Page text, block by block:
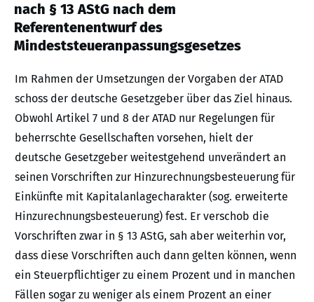
nach § 13 AStG nach dem
Referentenentwurf des
Mindeststeueranpassungsgesetzes
Im Rahmen der Umsetzungen der Vorgaben der ATAD
schoss der deutsche Gesetzgeber über das Ziel hinaus.
Obwohl Artikel 7 und 8 der ATAD nur Regelungen für
beherrschte Gesellschaften vorsehen, hielt der
deutsche Gesetzgeber weitestgehend unverändert an
seinen Vorschriften zur Hinzurechnungsbesteuerung für
Einkünfte mit Kapitalanlagecharakter (sog. erweiterte
Hinzurechnungsbesteuerung) fest. Er verschob die
Vorschriften zwar in § 13 AStG, sah aber weiterhin vor,
dass diese Vorschriften auch dann gelten können, wenn
ein Steuerpflichtiger zu einem Prozent und in manchen
Fällen sogar zu weniger als einem Prozent an einer